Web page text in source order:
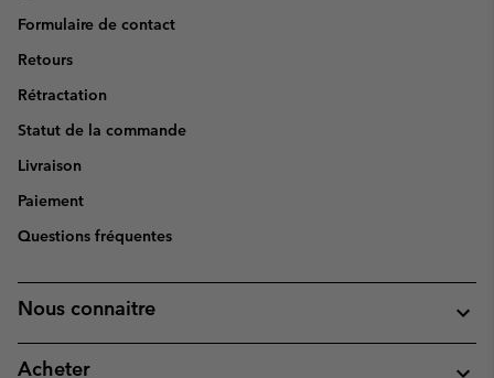
Formulaire de contact
Retours
Rétractation
Statut de la commande
Livraison
Paiement
Questions fréquentes
Nous connaitre
Acheter